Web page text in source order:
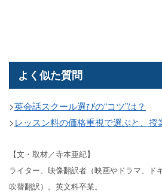
よく似た質問
>英会話スクール選びの“コツ”は？
>レッスン料の価格重視で選ぶと、授
【文・取材／寺本亜紀】
ライター、映像翻訳者（映画やドラマ、ド
吹替翻訳）。英文科卒業。